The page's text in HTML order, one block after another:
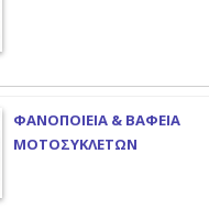
ΦΑΝΟΠΟΙΕΙΑ & ΒΑΦΕΙΑ
ΜΟΤΟΣΥΚΛΕΤΩΝ